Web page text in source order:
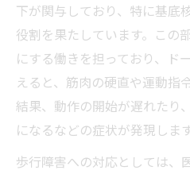
下が関与しており、特に基底
役割を果たしています。この
にする働きを担っており、ド
えると、筋肉の硬直や運動指
結果、動作の開始が遅れたり
になるなどの症状が発現します
歩行障害への対応としては、